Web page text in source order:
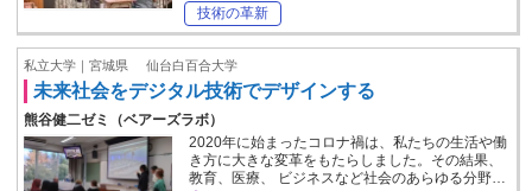
技術の革新
私立大学｜宮城県 仙台白百合大学
未来社会をデジタル技術でデザインする
熊谷健二ゼミ（ベアーズラボ）
2020年に始まったコロナ禍は、私たちの生活や働
き方に大きな変革をもたらしました。その結果、
教育、医療、 ビジネスなど社会のあらゆる分野…